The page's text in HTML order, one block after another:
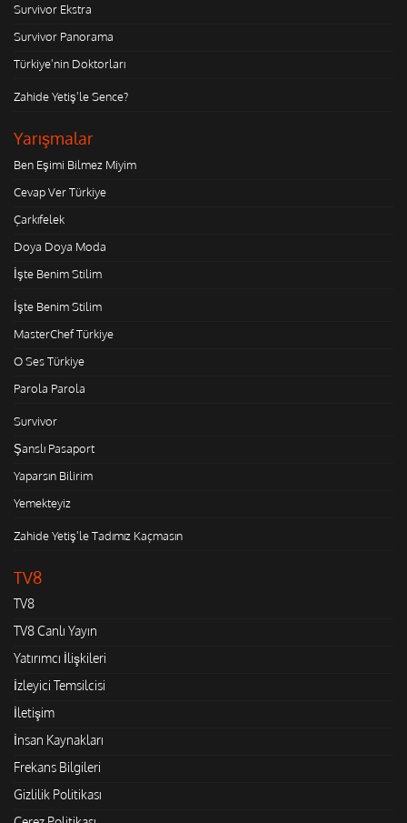
Survivor Ekstra
Survivor Panorama
Türkiye'nin Doktorları
Zahide Yetiş'le Sence?
Yarışmalar
Ben Eşimi Bilmez Miyim
Cevap Ver Türkiye
Çarkıfelek
Doya Doya Moda
İşte Benim Stilim
İşte Benim Stilim
MasterChef Türkiye
O Ses Türkiye
Parola Parola
Survivor
Şanslı Pasaport
Yaparsın Bilirim
Yemekteyiz
Zahide Yetiş'le Tadımız Kaçmasın
TV8
TV8
TV8 Canlı Yayın
Yatırımcı İlişkileri
İzleyici Temsilcisi
İletişim
İnsan Kaynakları
Frekans Bilgileri
Gizlilik Politikası